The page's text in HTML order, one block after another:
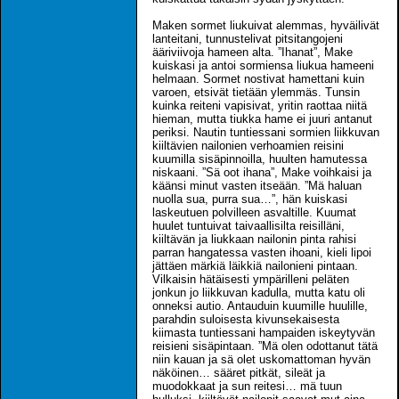
Maken sormet liukuivat alemmas, hyväilivät
lanteitani, tunnustelivat pitsitangojeni
ääriviivoja hameen alta. ”Ihanat”, Make
kuiskasi ja antoi sormiensa liukua hameeni
helmaan. Sormet nostivat hamettani kuin
varoen, etsivät tietään ylemmäs. Tunsin
kuinka reiteni vapisivat, yritin raottaa niitä
hieman, mutta tiukka hame ei juuri antanut
periksi. Nautin tuntiessani sormien liikkuvan
kiiltävien nailonien verhoamien reisini
kuumilla sisäpinnoilla, huulten hamutessa
niskaani. ”Sä oot ihana”, Make voihkaisi ja
käänsi minut vasten itseään. ”Mä haluan
nuolla sua, purra sua…”, hän kuiskasi
laskeutuen polvilleen asvaltille. Kuumat
huulet tuntuivat taivaallisilta reisilläni,
kiiltävän ja liukkaan nailonin pinta rahisi
parran hangatessa vasten ihoani, kieli lipoi
jättäen märkiä läikkiä nailonieni pintaan.
Vilkaisin hätäisesti ympärilleni peläten
jonkun jo liikkuvan kadulla, mutta katu oli
onneksi autio. Antauduin kuumille huulille,
parahdin suloisesta kivunsekaisesta
kiimasta tuntiessani hampaiden iskeytyvän
reisieni sisäpintaan. ”Mä olen odottanut tätä
niin kauan ja sä olet uskomattoman hyvän
näköinen… sääret pitkät, sileät ja
muodokkaat ja sun reitesi… mä tuun